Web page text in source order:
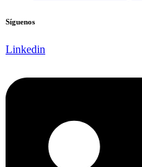
Síguenos
Linkedin